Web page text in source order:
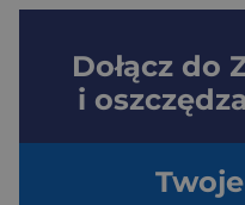
Dołącz do
i